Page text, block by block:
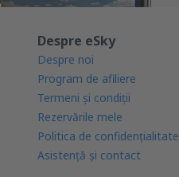
Despre eSky
Despre noi
Program de afiliere
Termeni şi condiţii
Rezervările mele
Politica de confidențialitate
Asistenţă şi contact